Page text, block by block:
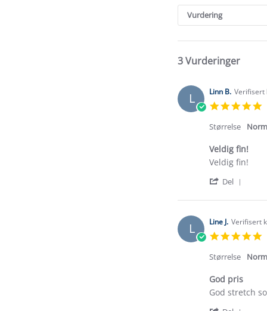
Reviews
Vurdering
3 Vurderinger
L Linn B. Verifisert
Størrelse
Veldig fin!
Review
Linn
on
May
2024
review
Veldig
Veldig fin!
Del
Linn
B.
on
25
May
L Line J. Verifisert
Størrelse
God pris
Review
review
God stretch